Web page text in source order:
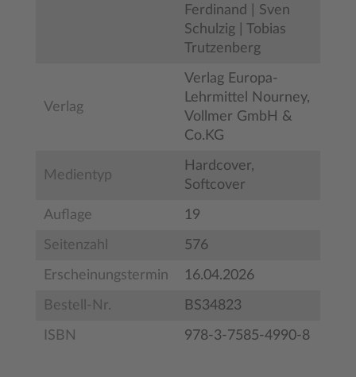
Ferdinand | Sven
Schulzig | Tobias
Trutzenberg
Verlag
Verlag Europa-
Lehrmittel Nourney,
Vollmer GmbH &
Co.KG
Medientyp
Hardcover,
Softcover
Auflage 19
Seitenzahl 576
Erscheinungstermin 16.04.2026
Bestell-Nr. BS34823
ISBN 978-3-7585-4990-8